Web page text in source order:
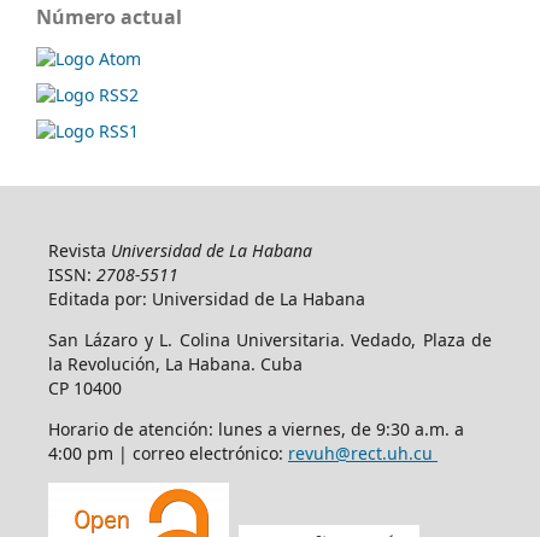
Número actual
Revista Universidad de La Habana
ISSN: 2708-5511
Editada por: Universidad de La Habana
San Lázaro y L. Colina Universitaria. Vedado, Plaza de
la Revolución, La Habana. Cuba
CP 10400
Horario de atención: lunes a viernes, de 9:30 a.m. a
4:00 pm | correo electrónico: revuh@rect.uh.cu